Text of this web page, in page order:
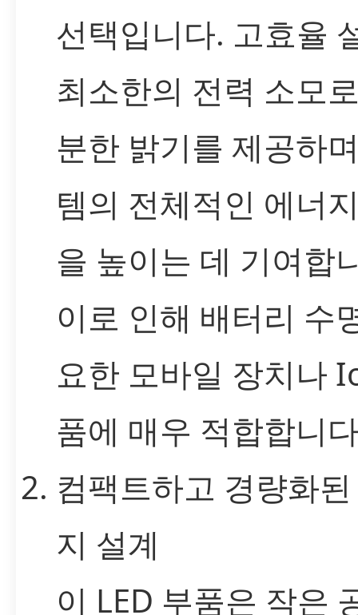
선택입니다. 고효율
최소한의 전력 소모
분한 밝기를 제공하
템의 전체적인 에너
을 높이는 데 기여합
이로 인해 배터리 수
요한 모바일 장치나
품에 매우 적합합니
컴팩트하고 경량화
지 설계
이 LED 부품은 작은